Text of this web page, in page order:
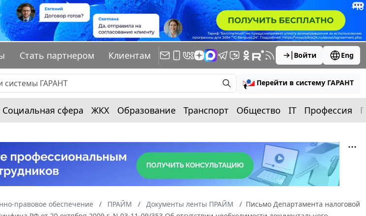
Стать партнером Клиентам Войти Eng
Перейти в систему ГАРАНТ
Социальная сфера ЖКХ Образование Транспорт Общество IT Профессия
правовое обеспечение ПРАЙМ Документы ленты ПРАЙМ
Письмо Департамента налоговой